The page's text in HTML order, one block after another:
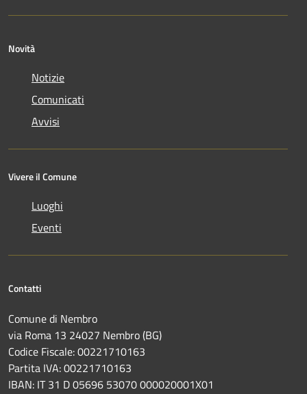
Novità
Notizie
Comunicati
Avvisi
Vivere il Comune
Luoghi
Eventi
Contatti
Comune di Nembro
via Roma 13 24027 Nembro (BG)
Codice Fiscale: 00221710163
Partita IVA: 00221710163
IBAN: IT 31 D 05696 53070 000020001X01